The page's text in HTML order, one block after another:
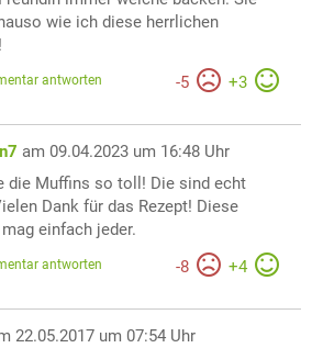
wie ich diese herrlichen
-5 +3
antworten
am 09.04.2023 um 16:48 Uhr
die Muffins so toll! Die sind echt
Dank für das Rezept! Diese
einfach jeder.
-8 +4
antworten
22.05.2017 um 07:54 Uhr